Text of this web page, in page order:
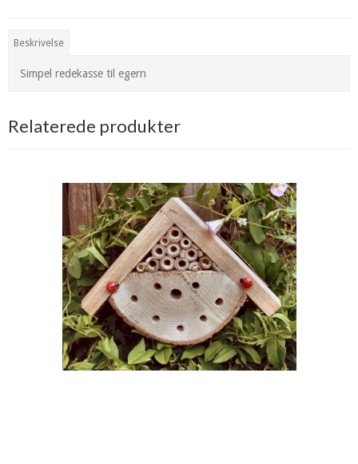
Beskrivelse
Simpel redekasse til egern
Relaterede produkter